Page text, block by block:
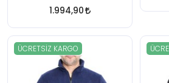
1.994,90
ÜCRETSIZ KARGO